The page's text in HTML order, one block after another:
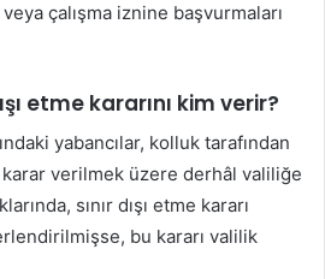
çalışma iznine başvurmaları
etme kararını kim verir?
yabancılar, kolluk tarafından
karar verilmek üzere derhâl valiliğe
sınır dışı etme kararı
bu kararı valilik